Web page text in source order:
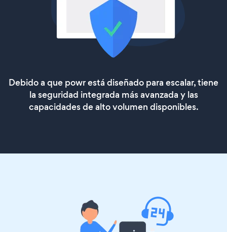
Debido a que powr está diseñado para escalar, tiene
la seguridad integrada más avanzada y las
capacidades de alto volumen disponibles.